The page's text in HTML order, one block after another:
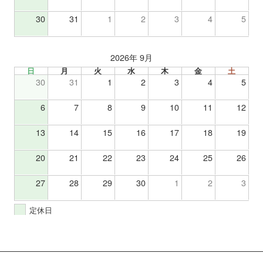
30 31 1 2 3 4 5
2026年 9月
日 月 火 水 木 金 土
30 31 1 2 3 4 5
6 7 8 9 10 11 12
13 14 15 16 17 18 19
20 21 22 23 24 25 26
27 28 29 30 1 2 3
定休日